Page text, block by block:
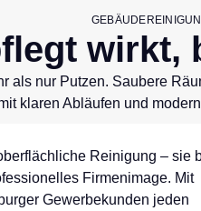
wirkt,
als nur Putzen. Saubere
klaren Abläufen und
Reinigung – sie
Firmenimage. Mit
Gewerbekunden jeden